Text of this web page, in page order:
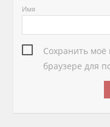
Имя
Сохранить моё
браузере для